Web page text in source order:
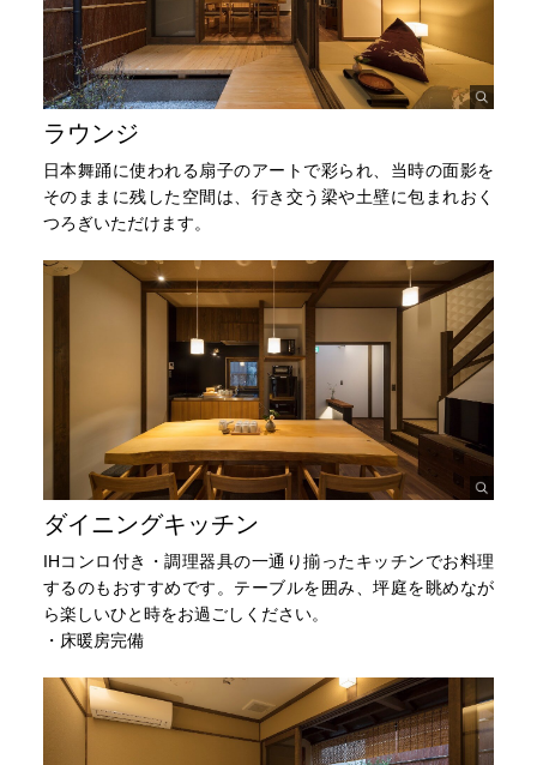
ラウンジ
日本舞踊に使われる扇子のアートで彩られ、当時の面影を
そのままに残した空間は、行き交う梁や土壁に包まれおく
つろぎいただけます。
ダイニングキッチン
IHコンロ付き・調理器具の一通り揃ったキッチンでお料理
するのもおすすめです。テーブルを囲み、坪庭を眺めなが
ら楽しいひと時をお過ごしください。
・床暖房完備